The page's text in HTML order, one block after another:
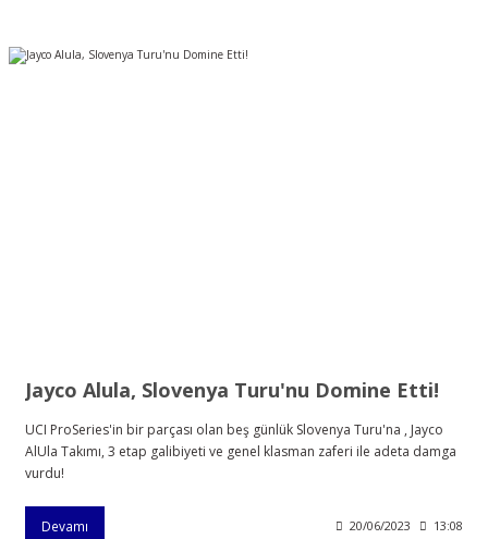
Jayco Alula, Slovenya Turu'nu Domine Etti!
UCI ProSeries'in bir parçası olan beş günlük Slovenya Turu'na , Jayco
AlUla Takımı, 3 etap galibiyeti ve genel klasman zaferi ile adeta damga
vurdu!
Devamı 20/06/2023 13:08